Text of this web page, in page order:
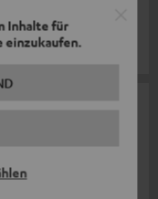
Inhalte für
einzukaufen.